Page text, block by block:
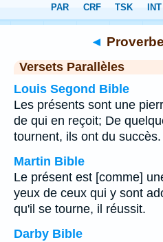
Chapitre 17 > Verset 8
◄
Versets Parallèles
Louis Segond Bible
Les présents sont une
de qui en reçoit; De
tournent, ils ont du succès.
Martin Bible
Le présent est [comme]
yeux de ceux qui y sont
qu'il se tourne, il réussit.
Darby Bible